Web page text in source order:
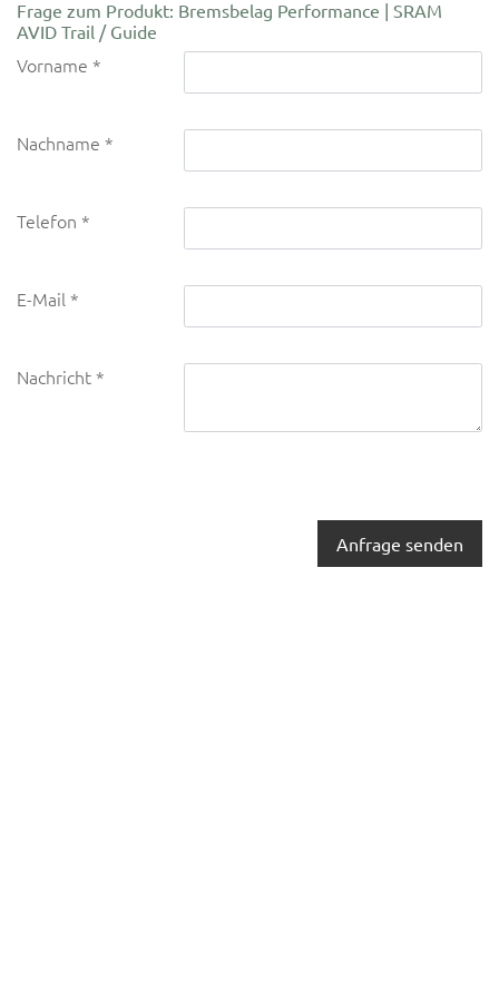
Frage zum Produkt: Bremsbelag Performance | SRAM
AVID Trail / Guide
Vorname
Nachname
Telefon
E-Mail
Nachricht
Anfrage senden